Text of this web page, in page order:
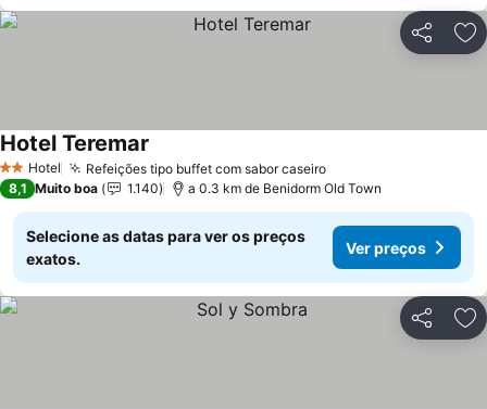
Partilhar
2 Estrelas
Hotel Refeições tipo buffet com sabor caseiroVer preços
Hotel Teremar
8,1 Muito boa 1.140 a 0.3 km de Benidorm Old Town
Selecione as datas para ver os preços
exatos.
Ver preços
Partilhar